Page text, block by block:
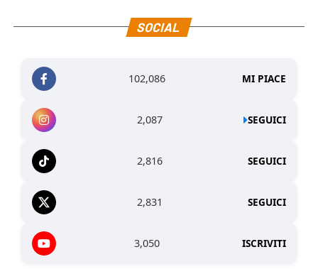
SOCIAL
102,086 MI PIACE
2,087 SEGUICI
2,816 SEGUICI
2,831 SEGUICI
3,050 ISCRIVITI